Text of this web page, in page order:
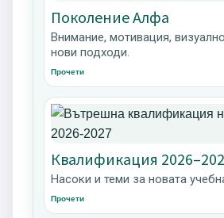
Поколение Алфа
Внимание, мотивация,
нови подходи.
Прочети
Квалификация
Насоки и теми за новата
Прочети